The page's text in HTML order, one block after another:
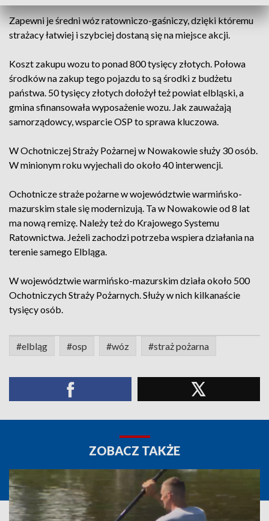
Zapewni je średni wóz ratowniczo-gaśniczy, dzięki któremu
strażacy łatwiej i szybciej dostaną się na miejsce akcji.
Koszt zakupu wozu to ponad 800 tysięcy złotych. Połowa
środków na zakup tego pojazdu to są środki z budżetu
państwa. 50 tysięcy złotych dołożył też powiat elbląski, a
gmina sfinansowała wyposażenie wozu. Jak zauważają
samorządowcy, wsparcie OSP to sprawa kluczowa.
W Ochotniczej Straży Pożarnej w Nowakowie służy 30 osób.
W minionym roku wyjechali do około 40 interwencji.
Ochotnicze straże pożarne w województwie warmińsko-
mazurskim stale się modernizują. Ta w Nowakowie od 8 lat
ma nową remizę. Należy też do Krajowego Systemu
Ratownictwa. Jeżeli zachodzi potrzeba wspiera działania na
terenie samego Elbląga.
W województwie warmińsko-mazurskim działa około 500
Ochotniczych Straży Pożarnych. Służy w nich kilkanaście
tysięcy osób.
#elbląg #osp #wóz #straż pożarna
ZOBACZ TAKŻE